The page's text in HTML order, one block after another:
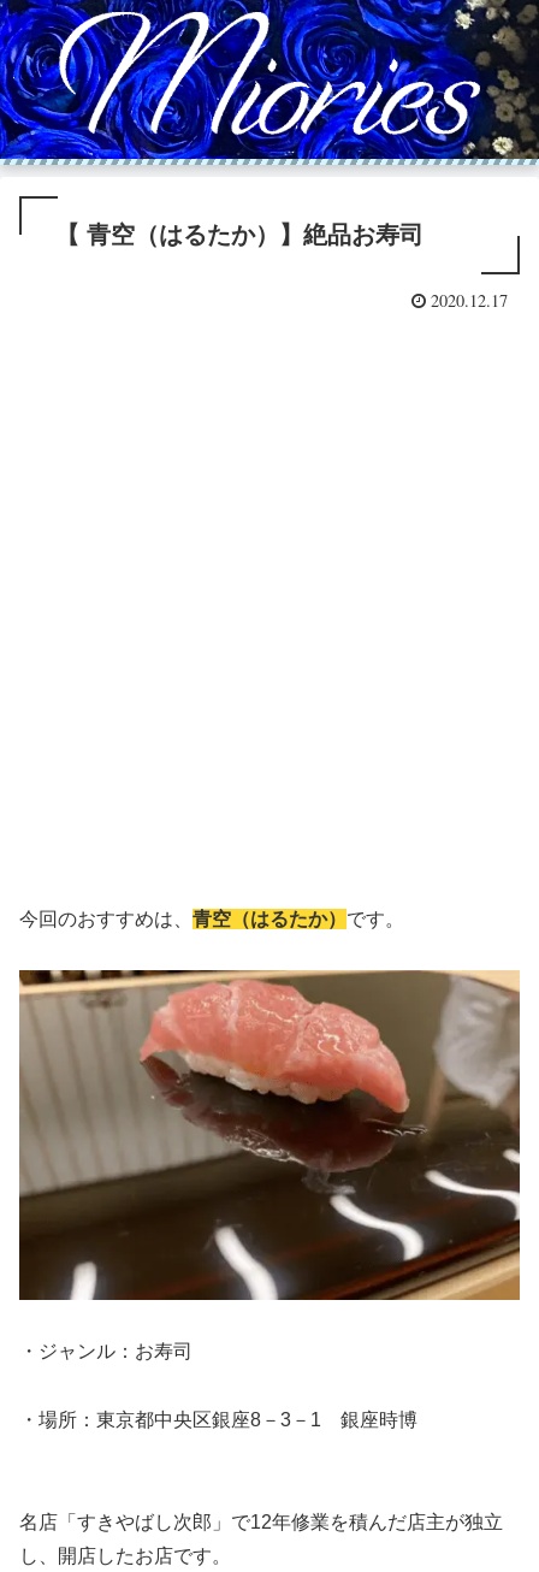
【 青空（はるたか）】絶品お寿司
2020.12.17
今回のおすすめは、 青空（はるたか） です。
・ジャンル：お寿司
・場所：東京都中央区銀座8－3－1 銀座時博
名店「すきやばし次郎」で12年修業を積んだ店主が独立
し、開店したお店です。